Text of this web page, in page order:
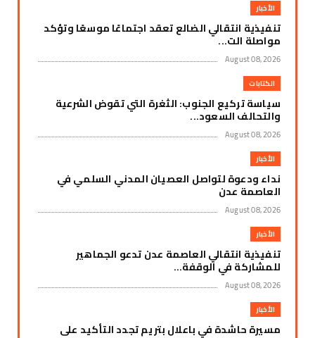
الأخبار
تنفيذية انتقالي الضالع تعقد اجتماعًا موسعًا وتؤكد
مواصلة الت...
August 08, 2026
الكتابات
سياسة تركيع الجنوب: الثغرة التي تقوض الشرعية
والتحالف السعود...
August 08, 2026
الأخبار
نداء ودعوة لتواصل العصيان المدني السلمي في
العاصمة عدن
August 08, 2026
الأخبار
تنفيذية انتقالي العاصمة عدن تدعو الجماهير
للمشاركة في الوقفة...
August 08, 2026
الأخبار
مسيرة حاشدة في باعلال بتريم تجدد التأكيد على